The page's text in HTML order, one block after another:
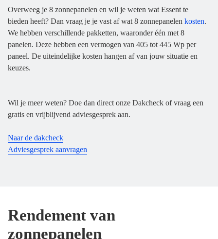
Overweeg je 8 zonnepanelen en wil je weten wat Essent te
bieden heeft? Dan vraag je je vast af wat 8 zonnepanelen kosten.
We hebben verschillende pakketten, waaronder één met 8
panelen. Deze hebben een vermogen van 405 tot 445 Wp per
paneel. De uiteindelijke kosten hangen af van jouw situatie en
keuzes.
Wil je meer weten? Doe dan direct onze Dakcheck of vraag een
gratis en vrijblijvend adviesgesprek aan.
Naar de dakcheck
Adviesgesprek aanvragen
Rendement van
zonnepanelen